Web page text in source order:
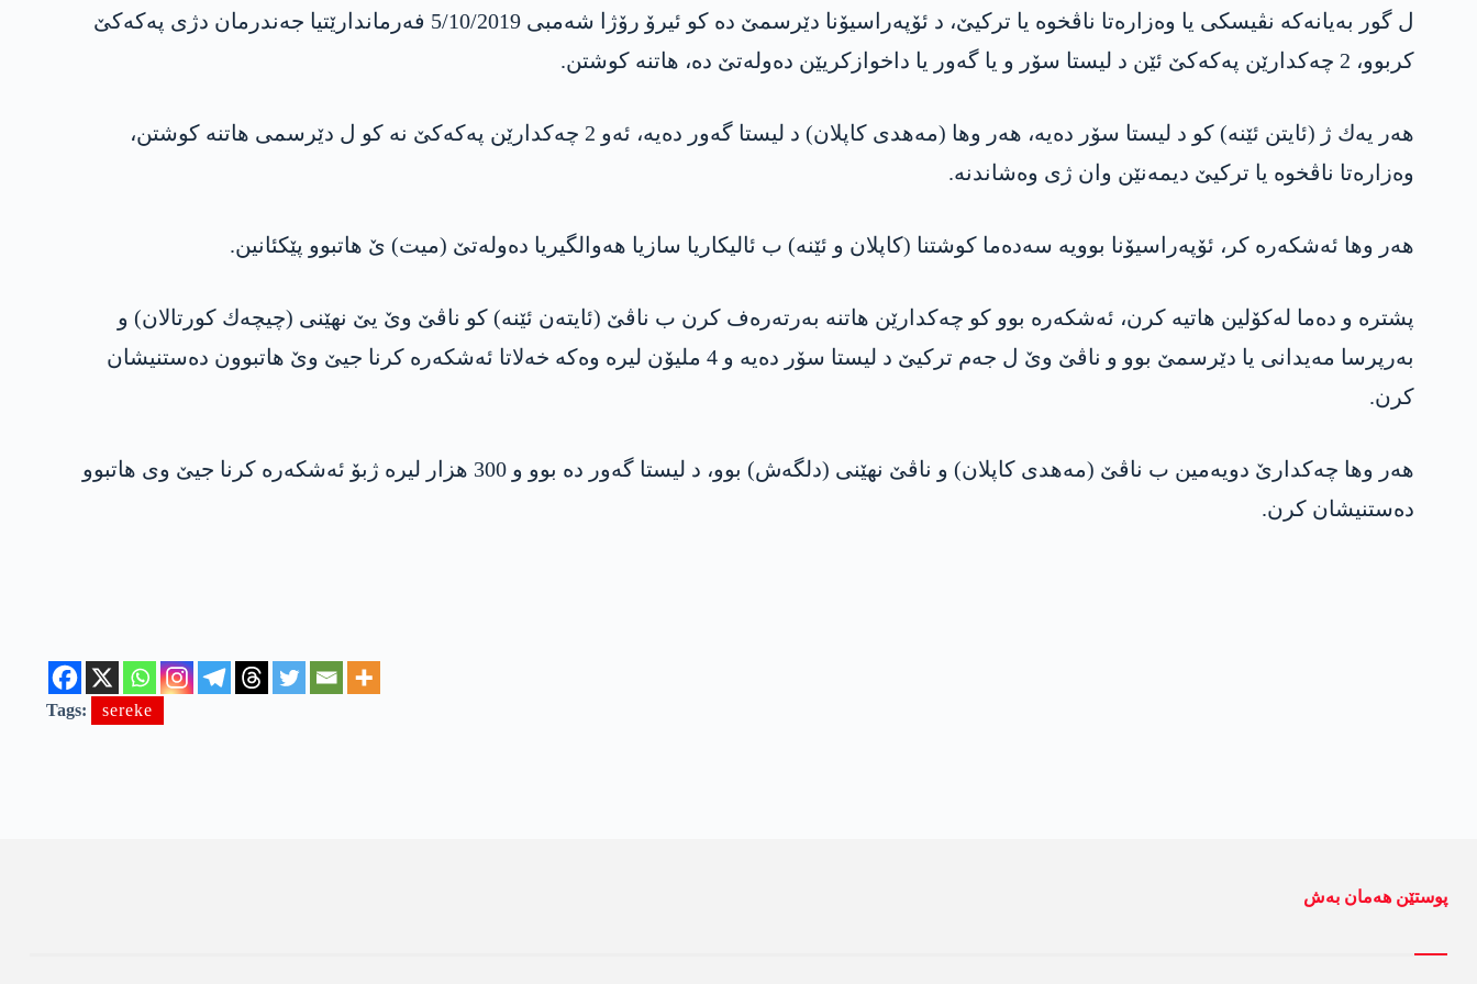
ل گور به‌یانه‌كه‌ نڤیسكی یا وه‌زاره‌تا ناڤخوه‌ یا تركیێ، د ئۆپه‌راسیۆنا دێرسمێ ده‌ كو ئیرۆ رۆژا شه‌مبی 5/10/2019 فه‌رماندارێتیا جه‌ندرمان دژی په‌كه‌كێ
كربوو، 2 چه‌كدارێن په‌كه‌كێ ئێن د لیستا سۆر و یا گه‌ور یا داخوازكریێن ده‌وله‌تێ ده،‌ هاتنه‌ كوشتن.
هه‌ر یه‌ك ژ (ئایتن ئێنه‌‌) كو د لیستا سۆر ده‌یه‌، هه‌ر وها (مه‌هدی كاپلان) د لیستا گه‌ور ده‌یه‌، ئه‌و 2 چه‌كدارێن په‌كه‌كێ نه‌ كو ل دێرسمی هاتنه‌ كوشتن،
وه‌زاره‌تا ناڤخوه‌ یا تركیێ دیمه‌نێن وان ژی وه‌شاندنه‌.
هه‌ر وها ئه‌شكه‌ره‌ كر، ئۆپه‌راسیۆنا بوویه‌ سه‌ده‌ما كوشتنا (كاپلان و ئێنه)‌ ب ئالیكاریا سازیا هه‌والگیریا ده‌وله‌تێ (میت) ێ هاتبوو پێكئانین.
پشتره‌ و ده‌ما له‌كۆلین هاتیه‌ كرن، ئه‌شكه‌ره‌ بوو كو چه‌كدارێن هاتنه‌ به‌رته‌ره‌ف كرن ب ناڤێ (ئایته‌ن ئێنه)‌ كو ناڤێ وێ یێ نهێنی (چیچه‌ك كورتالان)‌ و
به‌رپرسا مه‌یدانی یا دێرسمێ بوو و ناڤێ وێ ل جه‌م تركیێ د لیستا سۆر ده‌یه‌ و 4 ملیۆن لیره‌ وه‌كه‌ خه‌لاتا ئه‌شكه‌ره‌ كرنا جیێ وێ هاتبوون ده‌ستنیشان
كرن.
هه‌ر وها چه‌كدارێ دویه‌مین ب ناڤێ (مه‌هدی كاپلان) و ناڤێ نهێنی (دلگه‌ش) بوو، د لیستا گه‌ور ده‌ بوو و 300 هزار لیره‌ ژبۆ ئه‌شكه‌ره‌ كرنا جیێ وی هاتبوو
ده‌ستنیشان كرن.
Tags: sereke
پوستێن ھەمان بەش